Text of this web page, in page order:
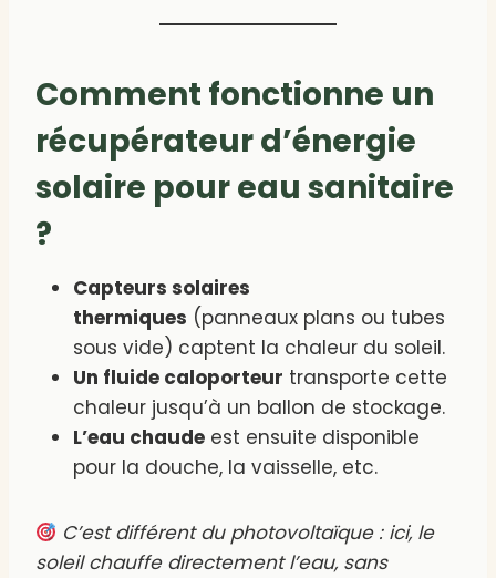
Comment fonctionne un
récupérateur d’énergie
solaire pour eau sanitaire
?
Capteurs solaires
thermiques (panneaux plans ou tubes
sous vide) captent la chaleur du soleil.
Un fluide caloporteur transporte cette
chaleur jusqu’à un ballon de stockage.
L’eau chaude est ensuite disponible
pour la douche, la vaisselle, etc.
C’est différent du photovoltaïque : ici, le
soleil chauffe directement l’eau, sans